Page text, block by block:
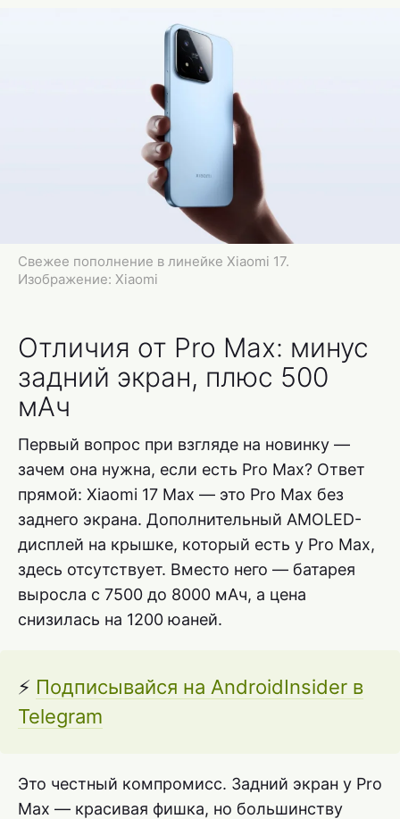
Свежее пополнение в линейке Xiaomi 17.
Изображение: Xiaomi
Отличия от Pro Max: минус
задний экран, плюс 500
мАч
Первый вопрос при взгляде на новинку —
зачем она нужна, если есть Pro Max? Ответ
прямой: Xiaomi 17 Max — это Pro Max без
заднего экрана. Дополнительный AMOLED-
дисплей на крышке, который есть у Pro Max,
здесь отсутствует. Вместо него — батарея
выросла с 7500 до 8000 мАч, а цена
снизилась на 1200 юаней.
⚡ Подписывайся на AndroidInsider в
Telegram
Это честный компромисс. Задний экран у Pro
Max — красивая фишка, но большинству